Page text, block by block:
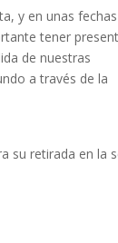
y en unas
tener
de nuestras
a través de la
su retirada en la